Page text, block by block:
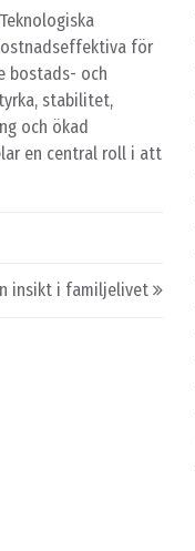
för
bostads- och
stabilitet,
och ökad
en central roll i att
insikt i familjelivet